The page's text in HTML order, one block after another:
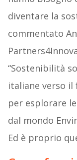
diventare la
commentato
“Sostenibilità
italiane verso il
per esplorare
dal mondo
Ed è proprio